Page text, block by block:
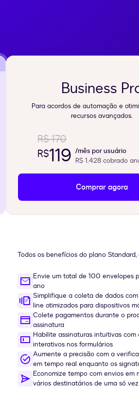
Business
Para acordos de automação e
recursos avançados.
R$ 170
R$119 /mês por usuário
R$ 1.428 cobrado
Comprar agora
Todos os benefícios do plano Standard,
Envie um total de 100 envelopes
ano
Simplifique a coleta de dados
line otimizados para dispositivos
Colete pagamentos durante o
assinatura
Habilite assinaturas intuitivas com
interativos nos formulários
Aumente a precisão com a
em tempo real enquanto os
Economize tempo com envios em
vários destinatários de uma só vez